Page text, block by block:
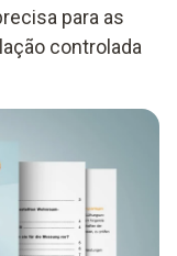
para as
controlada